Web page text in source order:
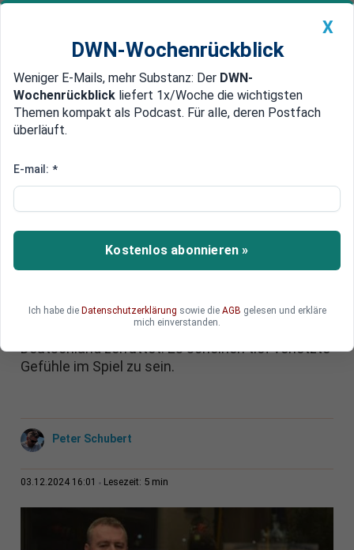
Newsticker MEIN DWN: Geldanlage Premium
Edelmetalle DWN-Magazin China
Warum sich Ungarn „Viktor
eine Zeitmaschine
Ungarn hat im Sommer die EU-
Ratspräsidentschaft übernommen – ist jedoch
seit dem unerbittlichen Kurs Viktor Orbáns in
Migrationsfragen ist die Beziehung zu
Deutschland zerrüttet. Es scheinen tief verletzte
Gefühle im Spiel zu sein.
Peter Schubert
03.12.2024 16:01 Lesezeit: 5 min
X
DWN-Wochenrückblick
Weniger E-Mails, mehr Substanz: Der DWN-
Wochenrückblick liefert 1x/Woche die wichtigsten
Themen kompakt als Podcast. Für alle, deren Postfach
überläuft.
E-mail: *
Kostenlos abonnieren »
Ich habe die Datenschutzerklärung sowie die AGB gelesen und erkläre
mich einverstanden.